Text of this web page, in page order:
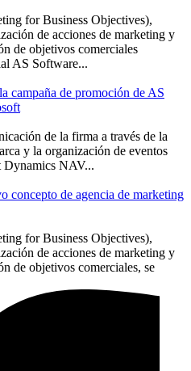
for Business Objectives),
de acciones de marketing y
de objetivos comerciales
AS Software...
campaña de promoción de AS
de la firma a través de la
y la organización de eventos
Dynamics NAV...
concepto de agencia de marketing
for Business Objectives),
de acciones de marketing y
de objetivos comerciales, se